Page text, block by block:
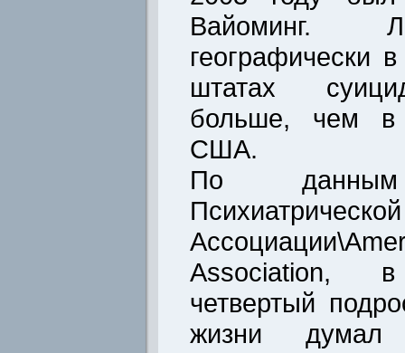
Вайоминг.
географически
штатах
больше, чем в
США.
По данным
Психиатрической
четвертый
жизни